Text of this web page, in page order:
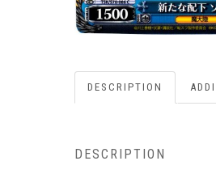
DESCRIPTION
DESCRIPTION